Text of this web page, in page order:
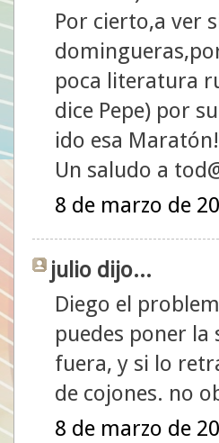
Por cierto,a ver
poca literatura
dice Pepe) por
ido esa Maratón!
Un saludo a
8 de marzo de
julio dijo...
Diego el
puedes poner
fuera, y si lo
de cojones. no
8 de marzo de